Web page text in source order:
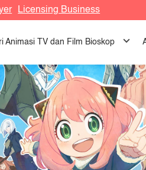
Licensing Business
Animasi TV dan Film Bioskop
para Penggemar…
》Anime yang Cocok